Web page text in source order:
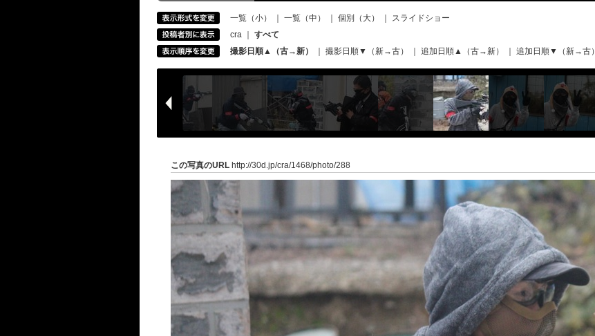
一覧（小） 一覧（中） 個別（大）
スライドショー
cra
すべて
撮影日順▲（古→新）
撮影日順▼（新→古） 追加日順▲（古→新） 追加日順▼（新→古）
この写真のURL http://30d.jp/cra/1468/photo/288